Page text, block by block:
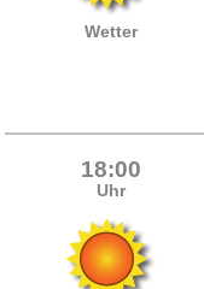
Wetter
18:00
Uhr